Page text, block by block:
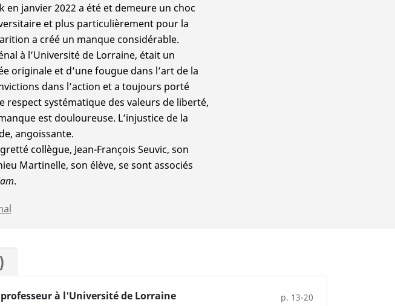
en janvier 2022 a été et demeure un choc
et plus particulièrement pour la
a créé un manque considérable.
à l’Université de Lorraine, était un
originale et d’une fougue dans l’art de la
dans l’action et a toujours porté
respect systématique des valeurs de liberté,
est douloureuse. L’injustice de la
angoissante.
collègue, Jean-François Seuvic, son
Martinelle, son élève, se sont associés
.
à l'Université de Lorraine p. 13-20